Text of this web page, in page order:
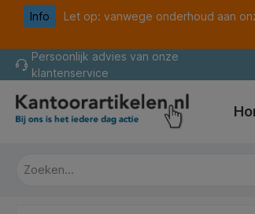
Ga naar de
Info
Let op: vanwege onderhoud aan
Persoonlijk advies van onze
klantenservice